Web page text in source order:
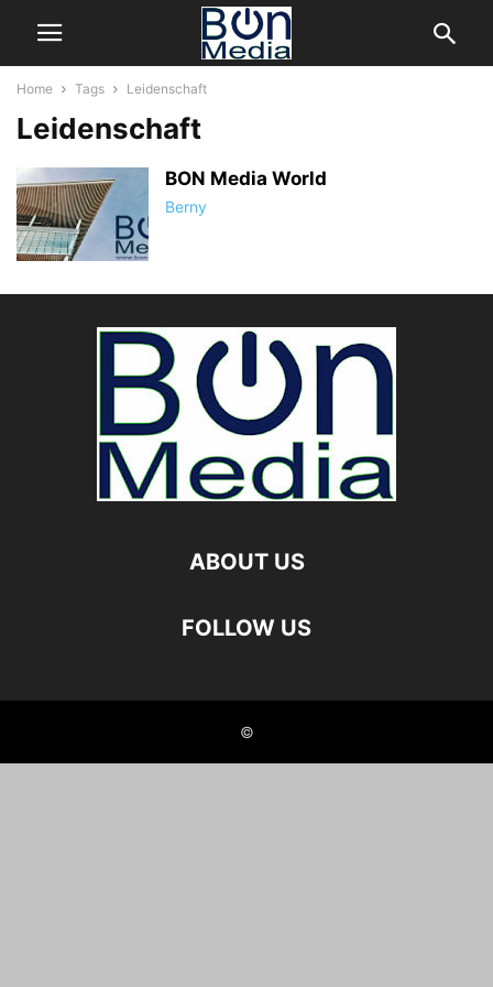
Home Tags Leidenschaft
Leidenschaft
BON Media World
Berny
ABOUT US
FOLLOW US
©